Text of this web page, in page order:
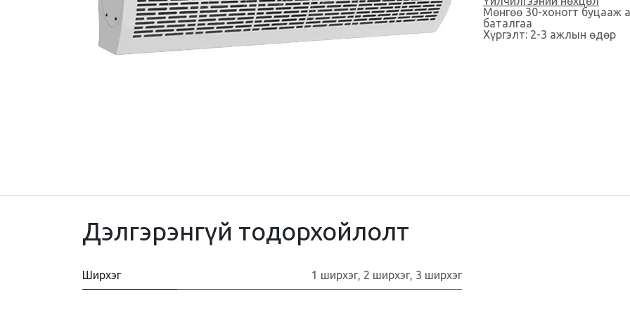
Мөнгөө 30-хоногт буцааж
баталгаа
Хүргэлт: 2-3 ажлын өдөр
Дэлгэрэнгүй тодорхойлолт
Ширхэг 1 ширхэг, 2 ширхэг, 3 ширхэг